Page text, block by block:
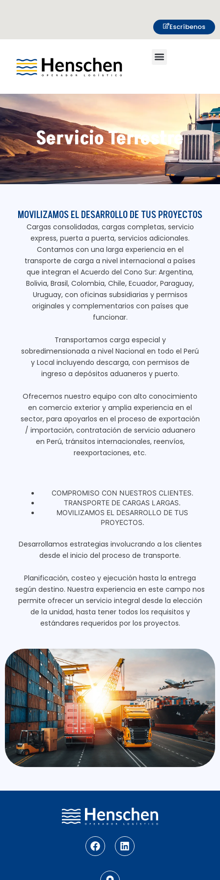
Escríbenos
Servicio Terrestre
MOVILIZAMOS EL DESARROLLO DE TUS PROYECTOS
Cargas consolidadas, cargas completas, servicio
express, puerta a puerta, servicios adicionales.
Contamos con una larga experiencia en el
transporte de carga a nivel internacional a países
que integran el Acuerdo del Cono Sur: Argentina,
Bolivia, Brasil, Colombia, Chile, Ecuador, Paraguay,
Uruguay, con oficinas subsidiarias y permisos
originales y complementarios con países que
funcionar.
Transportamos carga especial y
sobredimensionada a nivel Nacional en todo el Perú
y Local incluyendo descarga, con permisos de
ingreso a depósitos aduaneros y puerto.
Ofrecemos nuestro equipo con alto conocimiento
en comercio exterior y amplia experiencia en el
sector, para apoyarlos en el proceso de exportación
/ importación, contratación de servicio aduanero
en Perú, tránsitos internacionales, reenvíos,
reexportaciones, etc.
COMPROMISO CON NUESTROS CLIENTES.
TRANSPORTE DE CARGAS LARGAS.
MOVILIZAMOS EL DESARROLLO DE TUS
PROYECTOS.
Desarrollamos estrategias involucrando a los clientes
desde el inicio del proceso de transporte.
Planificación, costeo y ejecución hasta la entrega
según destino. Nuestra experiencia en este campo nos
permite ofrecer un servicio integral desde la elección
de la unidad, hasta tener todos los requisitos y
estándares requeridos por los proyectos.